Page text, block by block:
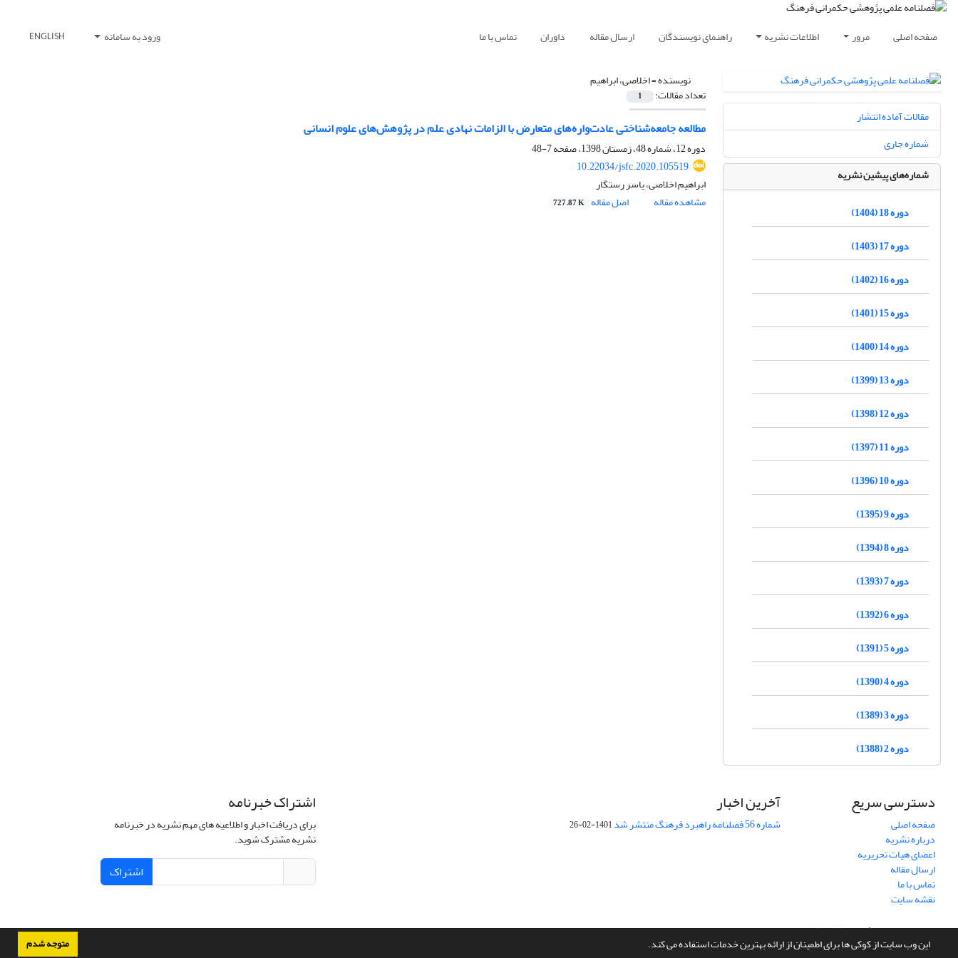
این وب سایت از کوکی ها برای اطمینان از ارائه بهترین خدمات استفاده می کند. متوجه شدم
صفحه اصلی مرور اطلاعات نشریه راهنمای نویسندگان ارسال مقاله داوران تماس با ما ورود به سامانه ENGLISH
نویسنده =اخلاصی، ابراهیم
تعداد مقالات: 1
مطالعه جامعه‌شناختی عادت‌واره‌های متعارض با الزامات نهادی علم در پژوهش‌های علوم انسانی
دوره 12، شماره 48، زمستان 1398، صفحه
7-48
10.22034/jsfc.2020.105519
ابراهیم اخلاصی، یاسر رستگار
مشاهده مقاله
اصل مقاله 727.87 K
مقالات آماده انتشار
شماره جاری
شماره‌های پیشین نشریه
دوره 18 (1404)
دوره 17 (1403)
دوره 16 (1402)
دوره 15 (1401)
دوره 14 (1400)
دوره 13 (1399)
دوره 12 (1398)
دوره 11 (1397)
دوره 10 (1396)
دوره 9 (1395)
دوره 8 (1394)
دوره 7 (1393)
دوره 6 (1392)
دوره 5 (1391)
دوره 4 (1390)
دوره 3 (1389)
دوره 2 (1388)
دسترسی سریع
صفحه اصلی
درباره نشریه
اعضای هیات تحریریه
ارسال مقاله
تماس با ما
نقشه سایت
آخرین اخبار
شماره 56 فصلنامه راهبرد فرهنگ منتشر شد 1401-02-26
اشتراک خبرنامه
برای دریافت اخبار و اطلاعیه های مهم نشریه در خبرنامه
نشریه مشترک شوید.
اشتراک
سامانه مدیریت نشریات علمی.طراحی و پیاده سازی ازسیناوب